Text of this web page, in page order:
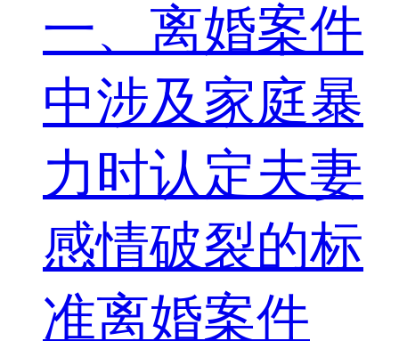
一、离婚案件
中涉及家庭暴
力时认定夫妻
感情破裂的标
准离婚案件